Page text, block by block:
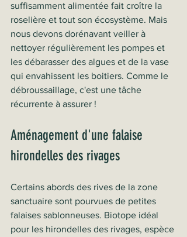
suffisamment alimentée fait croître la
roselière et tout son écosystème. Mais
nous devons dorénavant veiller à
nettoyer régulièrement les pompes et
les débarasser des algues et de la vase
qui envahissent les boitiers. Comme le
débroussaillage, c'est une tâche
récurrente à assurer !
Aménagement d'une falaise
hirondelles des rivages
Certains abords des rives de la zone
sanctuaire sont pourvues de petites
falaises sablonneuses. Biotope idéal
pour les hirondelles des rivages, espèce